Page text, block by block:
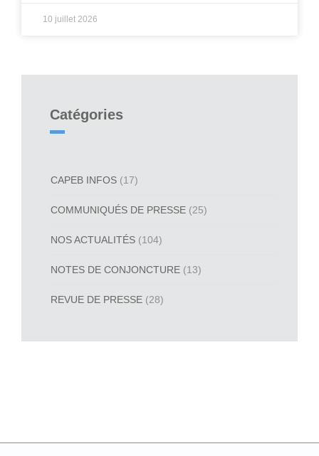
10 juillet 2026
Catégories
CAPEB INFOS (17)
COMMUNIQUÉS DE PRESSE (25)
NOS ACTUALITÉS (104)
NOTES DE CONJONCTURE (13)
REVUE DE PRESSE (28)